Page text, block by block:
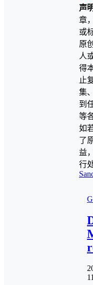
声
章
或
原
人
得
止
集
到
等
如
了
益
行